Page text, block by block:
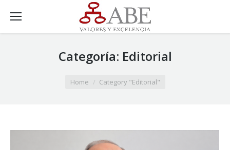
Categoría: Editorial
Home Category "Editorial"